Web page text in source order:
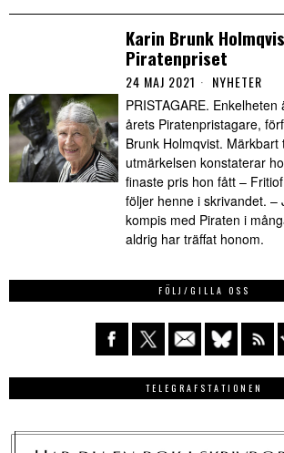
Karin Brunk
Piratenpriset
24 MAJ 2021 NYHETER
PRISTAGARE.
årets Piratenpristagare,
Brunk Holmqvist. Märkbart
utmärkelsen konstaterar
finaste pris hon fått –
följer henne i skrivandet. –
kompis med Piraten i
aldrig har träffat honom.
FÖLJ/GILLA OSS
TELEGRAFSTATIONEN